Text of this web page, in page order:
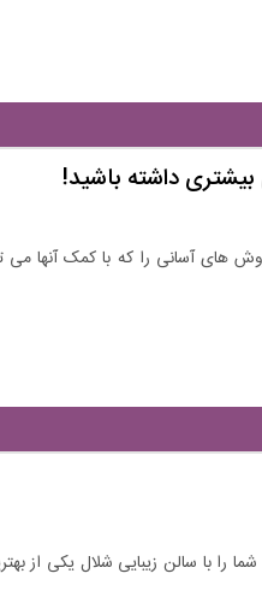
های آسانی را که با کمک آنها می
را با سالن زیبایی شلال یکی از